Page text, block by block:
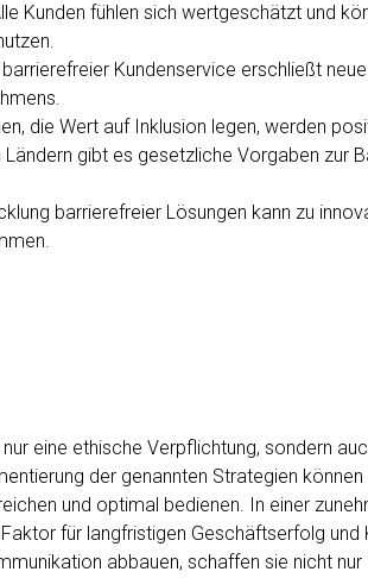
Kunden fühlen sich wertgeschätzt und
barrierefreier Kundenservice erschließt
die Wert auf Inklusion legen, werden
Ländern gibt es gesetzliche Vorgaben zur
barrierefreier Lösungen kann zu
eine ethische Verpflichtung, sondern
der genannten Strategien können
und optimal bedienen. In einer
für langfristigen Geschäftserfolg und
abbauen, schaffen sie nicht nur